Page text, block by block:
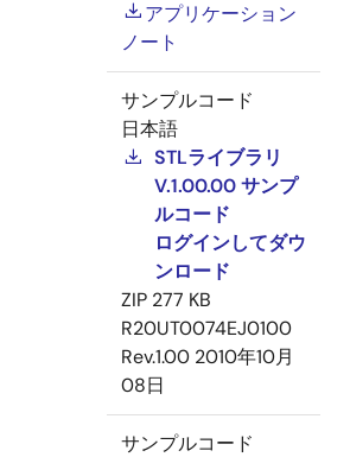
アプリケーション
ノート
サンプルコード
日本語
STLライブラリ
V.1.00.00 サンプ
ルコード
ログインしてダウ
ンロード
ZIP 277 KB
R20UT0074EJ0100
Rev.1.00 2010年10月
08日
サンプルコード